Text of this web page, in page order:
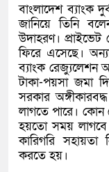
বাংলাদেশ ব্যাংক
জানিয়ে তিনি
উদাহরণ।
ফিরে এসেছে।
ব্যাংক রেজ্যুলেশন
টাকা-পয়সা জমা
সরকার
লাগতে পারে।
হয়তো সময়
কারিগরি সহায়তা
করতে হয়।